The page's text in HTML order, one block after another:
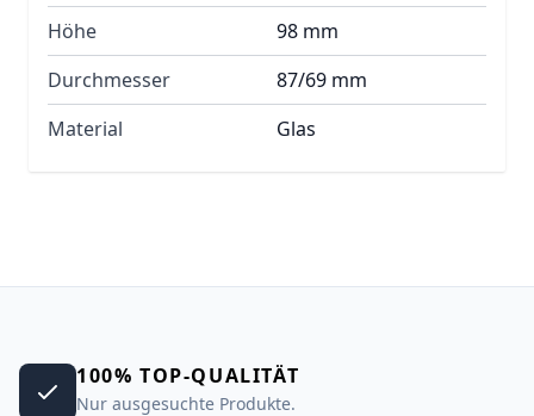
Höhe
98 mm
Durchmesser
87/69 mm
Material
Glas
100% TOP-QUALITÄT
Nur ausgesuchte Produkte.